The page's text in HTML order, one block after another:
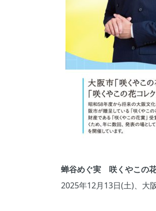
蝉谷めぐ実 咲くやこの花
2025年12月13日(土)、大